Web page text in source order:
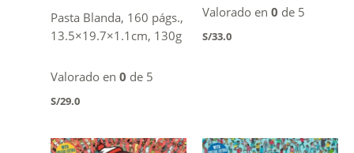
Pasta Blanda, 160 págs.,
13.5×19.7×1.1cm, 130g
Valorado en 0 de 5
S/29.0
Valorado en 0 de 5
S/33.0